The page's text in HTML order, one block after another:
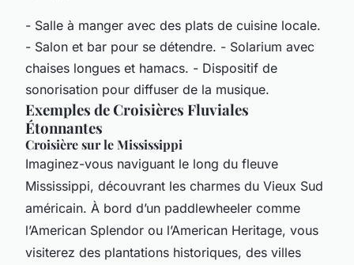
- Salle à manger avec des plats de cuisine locale.
- Salon et bar pour se détendre. - Solarium avec
chaises longues et hamacs. - Dispositif de
sonorisation pour diffuser de la musique.
Exemples de Croisières Fluviales
Étonnantes
Croisière sur le Mississippi
Imaginez-vous naviguant le long du fleuve
Mississippi, découvrant les charmes du Vieux Sud
américain. À bord d’un paddlewheeler comme
l’American Splendor ou l’American Heritage, vous
visiterez des plantations historiques, des villes